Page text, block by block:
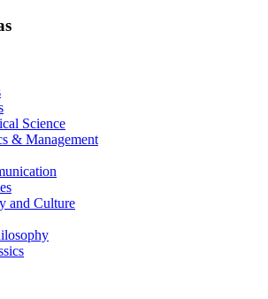
Science
& Management
and Culture